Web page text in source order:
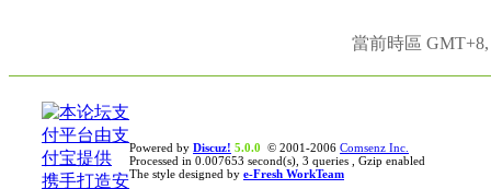
當前時區
Powered by Discuz! 5.0.0 © 2001-2006 Comsenz Inc.
Processed in 0.007653 second(s), 3 queries , Gzip enabled
The style designed by e-Fresh WorkTeam